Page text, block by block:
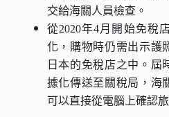
交給海關人員檢查。
從2020年4月開始免稅
化，購物時仍需出示護
日本的免稅店之中。屆
據化傳送至關稅局，海
可以直接從電腦上確認